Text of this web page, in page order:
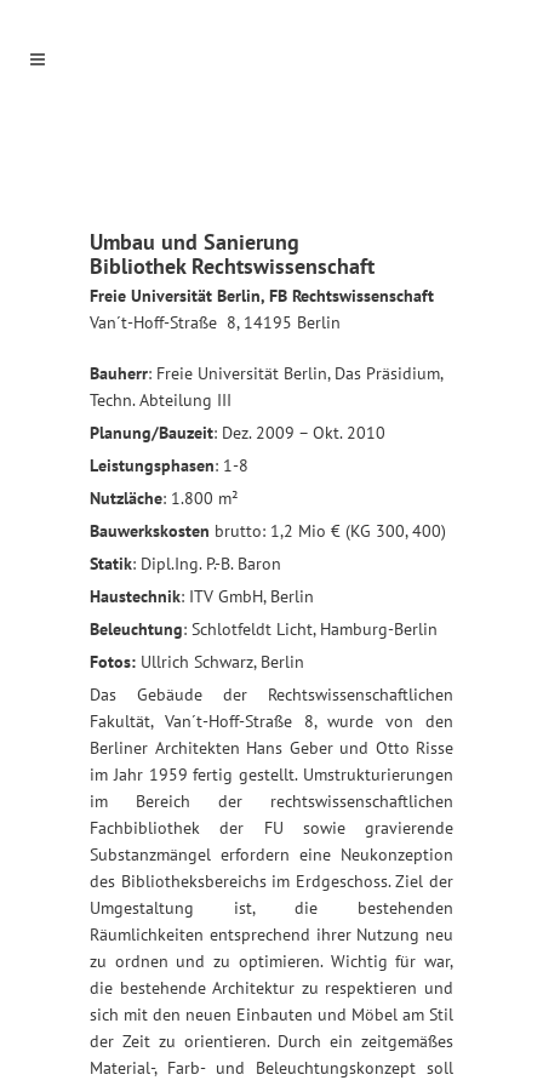
Umbau und Sanierung
Bibliothek Rechtswissenschaft
Freie Universität Berlin, FB Rechtswissenschaft
Van´t-Hoff-Straße 8, 14195 Berlin
Bauherr: Freie Universität Berlin, Das Präsidium,
Techn. Abteilung III
Planung/Bauzeit: Dez. 2009 – Okt. 2010
Leistungsphasen: 1-8
Nutzläche: 1.800 m²
Bauwerkskosten brutto: 1,2 Mio € (KG 300, 400)
Statik: Dipl.Ing. P.-B. Baron
Haustechnik: ITV GmbH, Berlin
Beleuchtung: Schlotfeldt Licht, Hamburg-Berlin
Fotos: Ullrich Schwarz, Berlin
Das Gebäude der Rechtswissenschaftlichen
Fakultät, Van´t-Hoff-Straße 8, wurde von den
Berliner Architekten Hans Geber und Otto Risse
im Jahr 1959 fertig gestellt. Umstrukturierungen
im Bereich der rechtswissenschaftlichen
Fachbibliothek der FU sowie gravierende
Substanzmängel erfordern eine Neukonzeption
des Bibliotheksbereichs im Erdgeschoss. Ziel der
Umgestaltung ist, die bestehenden
Räumlichkeiten entsprechend ihrer Nutzung neu
zu ordnen und zu optimieren. Wichtig für war,
die bestehende Architektur zu respektieren und
sich mit den neuen Einbauten und Möbel am Stil
der Zeit zu orientieren. Durch ein zeitgemäßes
Material-, Farb- und Beleuchtungskonzept soll